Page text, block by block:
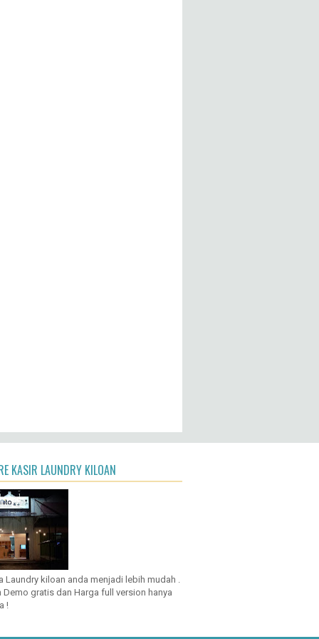
KASIR LAUNDRY KILOAN
Laundry kiloan anda menjadi lebih mudah .
Demo gratis dan Harga full version hanya
!